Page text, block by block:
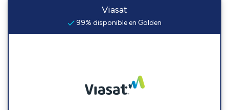
Viasat
99% disponible en Golden